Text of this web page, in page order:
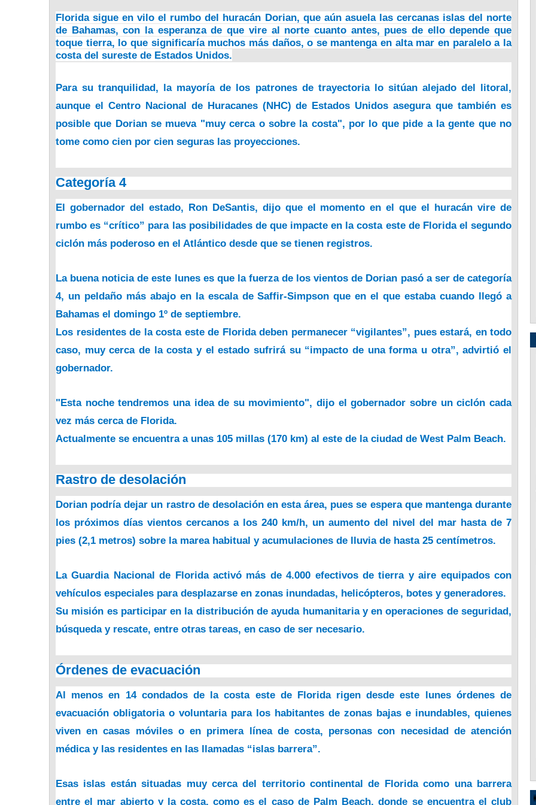
Florida sigue en vilo el rumbo del huracán Dorian, que aún asuela las cercanas islas del norte
de Bahamas, con la esperanza de que vire al norte cuanto antes, pues de ello depende que
toque tierra, lo que significaría muchos más daños, o se mantenga en alta mar en paralelo a la
costa del sureste de Estados Unidos.
Para su tranquilidad, la mayoría de los patrones de trayectoria lo sitúan alejado del litoral,
aunque el Centro Nacional de Huracanes (NHC) de Estados Unidos asegura que también es
posible que Dorian se mueva "muy cerca o sobre la costa", por lo que pide a la gente que no
tome como cien por cien seguras las proyecciones.
Categoría 4
El gobernador del estado, Ron DeSantis, dijo que el momento en el que el huracán vire de
rumbo es “crítico” para las posibilidades de que impacte en la costa este de Florida el segundo
ciclón más poderoso en el Atlántico desde que se tienen registros.
La buena noticia de este lunes es que la fuerza de los vientos de Dorian pasó a ser de categoría
4, un peldaño más abajo en la escala de Saffir-Simpson que en el que estaba cuando llegó a
Bahamas el domingo 1º de septiembre.
Los residentes de la costa este de Florida deben permanecer “vigilantes”, pues estará, en todo
caso, muy cerca de la costa y el estado sufrirá su “impacto de una forma u otra”, advirtió el
gobernador.
"Esta noche tendremos una idea de su movimiento", dijo el gobernador sobre un ciclón cada
vez más cerca de Florida.
Actualmente se encuentra a unas 105 millas (170 km) al este de la ciudad de West Palm Beach.
Rastro de desolación
Dorian podría dejar un rastro de desolación en esta área, pues se espera que mantenga durante
los próximos días vientos cercanos a los 240 km/h, un aumento del nivel del mar hasta de 7
pies (2,1 metros) sobre la marea habitual y acumulaciones de lluvia de hasta 25 centímetros.
La Guardia Nacional de Florida activó más de 4.000 efectivos de tierra y aire equipados con
vehículos especiales para desplazarse en zonas inundadas, helicópteros, botes y generadores.
Su misión es participar en la distribución de ayuda humanitaria y en operaciones de seguridad,
búsqueda y rescate, entre otras tareas, en caso de ser necesario.
Órdenes de evacuación
Al menos en 14 condados de la costa este de Florida rigen desde este lunes órdenes de
evacuación obligatoria o voluntaria para los habitantes de zonas bajas e inundables, quienes
viven en casas móviles o en primera línea de costa, personas con necesidad de atención
médica y las residentes en las llamadas “islas barrera”.
Esas islas están situadas muy cerca del territorio continental de Florida como una barrera
entre el mar abierto y la costa, como es el caso de Palm Beach, donde se encuentra el club